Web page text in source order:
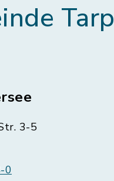
Tarp
3-5
0